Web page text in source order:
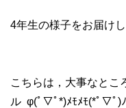
4年生の様子をお届け
こちらは，大事なとこ
ル φ(ﾟ▽ﾟ*)ﾒﾓﾒﾓ(*ﾟ▽ﾟ)